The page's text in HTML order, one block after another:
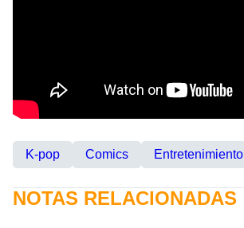
K-pop Comics Entretenimiento
NOTAS RELACIONADAS